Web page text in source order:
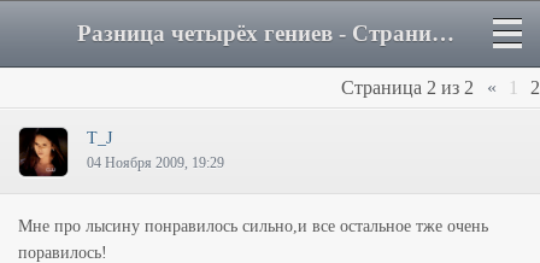
Разница четырёх гениев - Страница 2 - Форум
Страница 2 из 2 « 1 2
T_J
04 Ноября 2009, 19:29
Мне про лысину понравилось сильно,и все остальное тже очень
поравилось!